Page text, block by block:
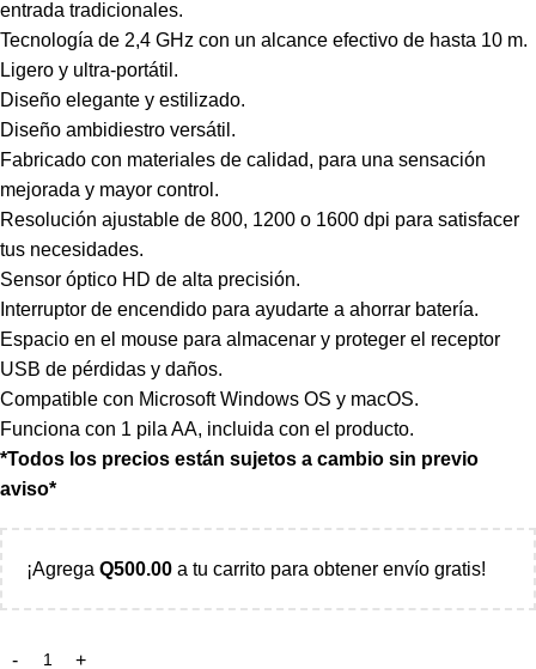
entrada tradicionales.
Tecnología de 2,4 GHz con un alcance efectivo de hasta 10 m.
Ligero y ultra-portátil.
Diseño elegante y estilizado.
Diseño ambidiestro versátil.
Fabricado con materiales de calidad, para una sensación
mejorada y mayor control.
Resolución ajustable de 800, 1200 o 1600 dpi para satisfacer
tus necesidades.
Sensor óptico HD de alta precisión.
Interruptor de encendido para ayudarte a ahorrar batería.
Espacio en el mouse para almacenar y proteger el receptor
USB de pérdidas y daños.
Compatible con Microsoft Windows OS y macOS.
Funciona con 1 pila AA, incluida con el producto.
*Todos los precios están sujetos a cambio sin previo
aviso*
¡Agrega Q500.00 a tu carrito para obtener envío gratis!